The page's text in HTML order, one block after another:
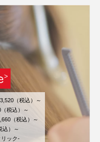
（税込）～
税込）～
（税込）～
込）～
ック-